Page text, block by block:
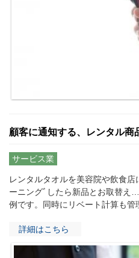
顧客に通知する、レンタル商
サービス業
レンタルタオルを美容院や飲食
ーニングﾞしたら新品とお取替え
例です。同時にリベート計算も管
詳細はこちら